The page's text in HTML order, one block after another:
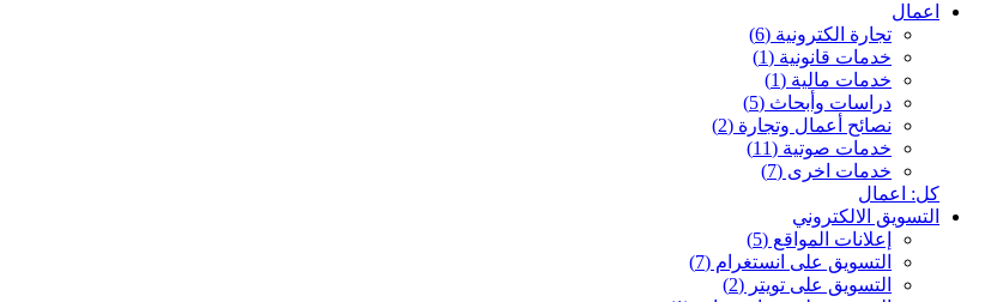
اعمال
تجارة الكترونية (6)
خدمات قانونية (1)
خدمات مالية (1)
دراسات وأبحاث (5)
نصائح أعمال وتجارة (2)
خدمات صوتية (11)
خدمات اخرى (7)
كل: اعمال
التسويق الالكتروني
إعلانات المواقع (5)
التسويق على انستغرام (7)
التسويق على تويتر (2)